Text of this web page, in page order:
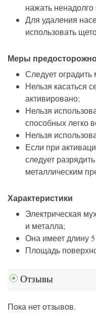
нажать ненадолго
Для удаления
использовать
Меры
Следует оградить
Нельзя касаться
активировано;
Нельзя
способных легко
Нельзя
Если при
следует
металлическим
Характеристики
Электрическая
и металла;
Она имеет длину
Площадь
Отзывы
Пока нет отзывов.